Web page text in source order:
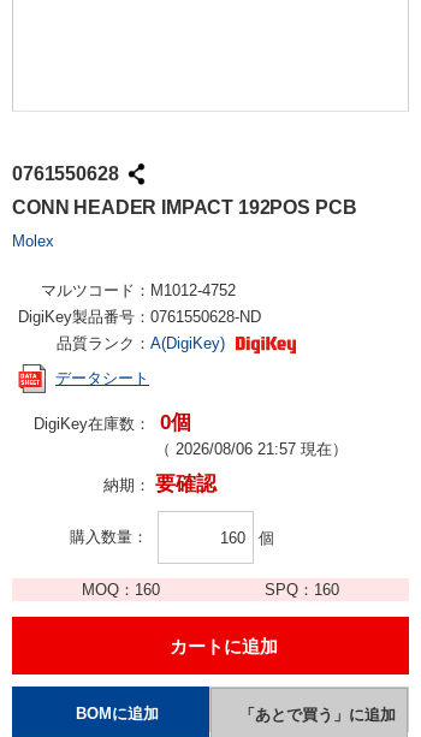
0761550628
CONN HEADER IMPACT 192POS PCB
Molex
マルツコード： M1012-4752
DigiKey製品番号： 0761550628-ND
品質ランク： A(DigiKey)
データシート
DigiKey在庫数： 0個
（ 2026/08/06 21:57 現在）
納期： 要確認
購入数量 個
MOQ： 160 SPQ： 160